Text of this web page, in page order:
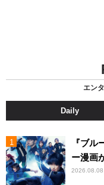
エン
Daily
『ブ
ー漫画
2026.08.08